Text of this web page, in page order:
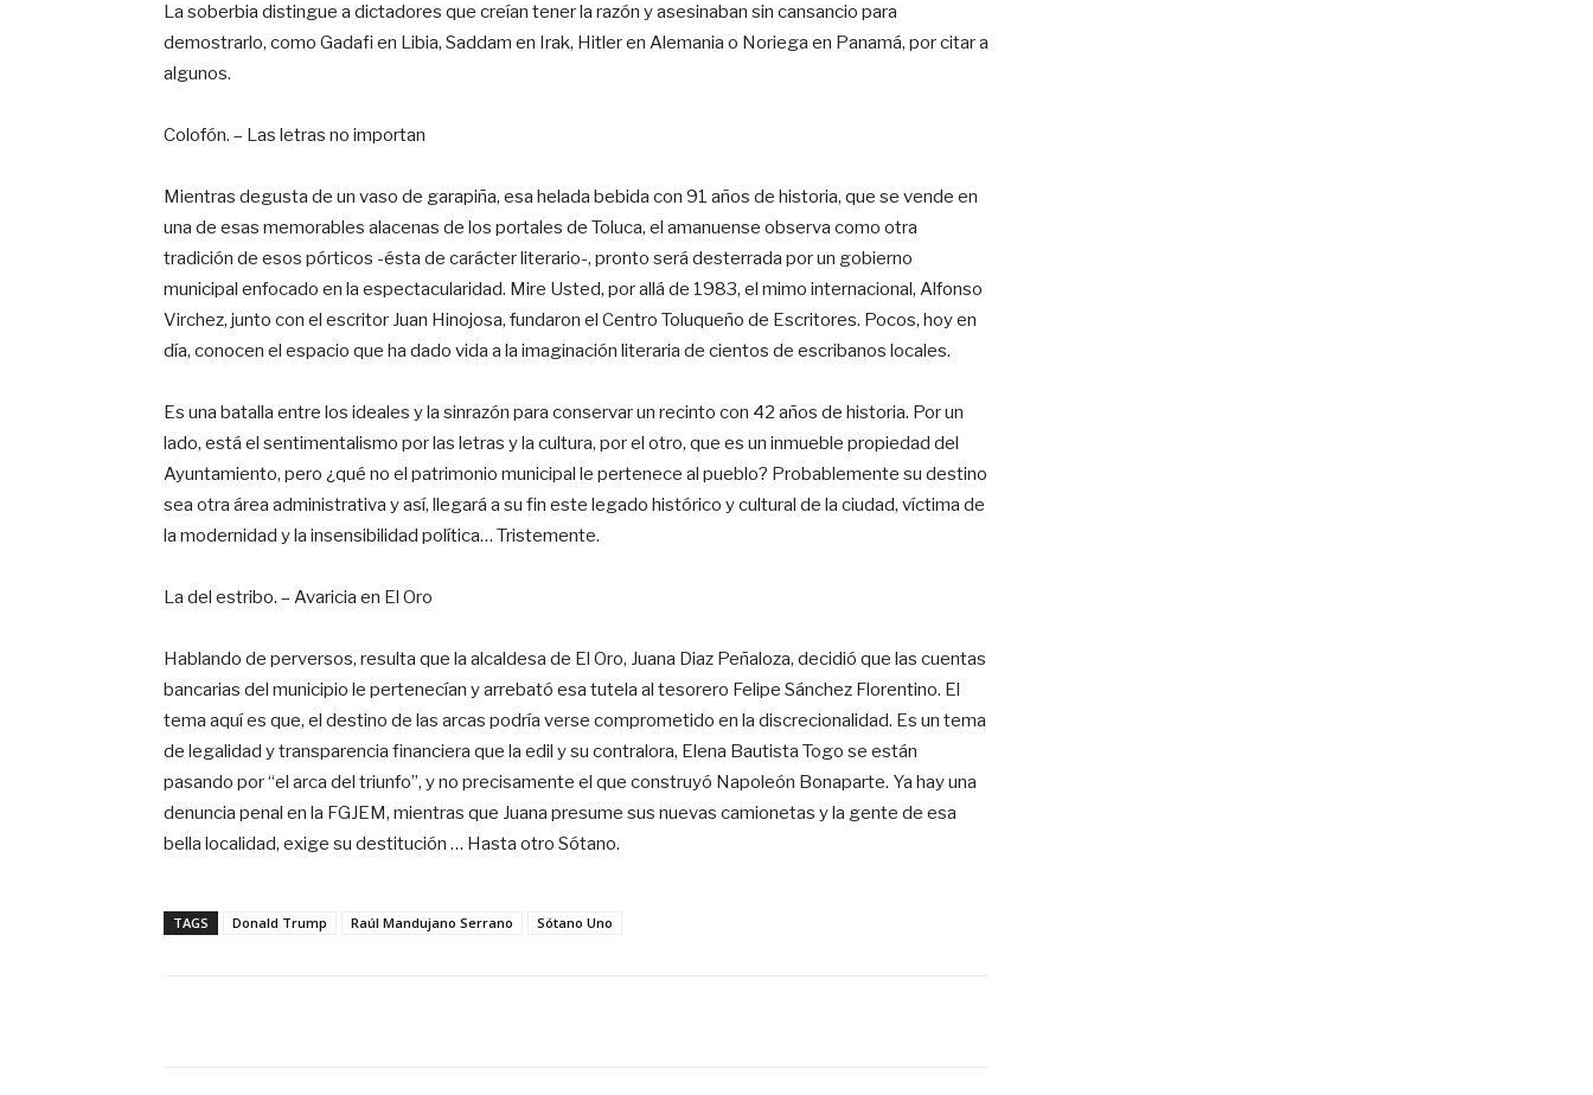
La soberbia distingue a dictadores que creían tener la razón y asesinaban sin cansancio para
demostrarlo, como Gadafi en Libia, Saddam en Irak, Hitler en Alemania o Noriega en Panamá, por citar a
algunos.
Colofón. – Las letras no importan
Mientras degusta de un vaso de garapiña, esa helada bebida con 91 años de historia, que se vende en
una de esas memorables alacenas de los portales de Toluca, el amanuense observa como otra
tradición de esos pórticos -ésta de carácter literario-, pronto será desterrada por un gobierno
municipal enfocado en la espectacularidad. Mire Usted, por allá de 1983, el mimo internacional, Alfonso
Virchez, junto con el escritor Juan Hinojosa, fundaron el Centro Toluqueño de Escritores. Pocos, hoy en
día, conocen el espacio que ha dado vida a la imaginación literaria de cientos de escribanos locales.
Es una batalla entre los ideales y la sinrazón para conservar un recinto con 42 años de historia. Por un
lado, está el sentimentalismo por las letras y la cultura, por el otro, que es un inmueble propiedad del
Ayuntamiento, pero ¿qué no el patrimonio municipal le pertenece al pueblo? Probablemente su destino
sea otra área administrativa y así, llegará a su fin este legado histórico y cultural de la ciudad, víctima de
la modernidad y la insensibilidad política… Tristemente.
La del estribo. – Avaricia en El Oro
Hablando de perversos, resulta que la alcaldesa de El Oro, Juana Diaz Peñaloza, decidió que las cuentas
bancarias del municipio le pertenecían y arrebató esa tutela al tesorero Felipe Sánchez Florentino. El
tema aquí es que, el destino de las arcas podría verse comprometido en la discrecionalidad. Es un tema
de legalidad y transparencia financiera que la edil y su contralora, Elena Bautista Togo se están
pasando por “el arca del triunfo”, y no precisamente el que construyó Napoleón Bonaparte. Ya hay una
denuncia penal en la FGJEM, mientras que Juana presume sus nuevas camionetas y la gente de esa
bella localidad, exige su destitución … Hasta otro Sótano.
TAGS Donald Trump Raúl Mandujano Serrano Sótano Uno